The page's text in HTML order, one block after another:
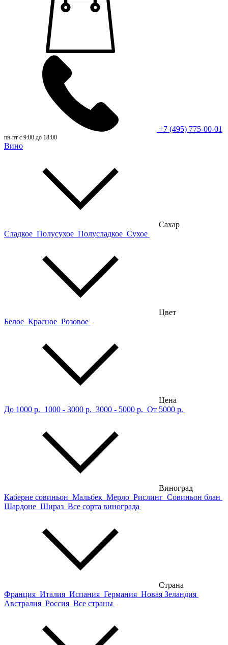
+7 (495) 775-00-01
пн-пт с 9:00 до 18:00
Вино
Сахар
Сладкое Полусухое Полусладкое Сухое
Цвет
Белое Красное Розовое
Цена
До 1000 р. 1000 - 3000 р. 3000 - 5000 р. От 5000 р.
Виноград
Каберне совиньон Мальбек Мерло Рислинг Совиньон блан
Шардоне Шираз Все сорта винограда
Страна
Франция Италия Испания Германия Новая Зеландия
Австралия Россия Все страны